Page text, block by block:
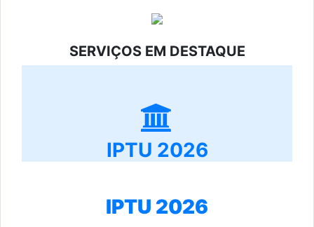
SERVIÇOS EM DESTAQUE
IPTU 2026
IPTU 2026